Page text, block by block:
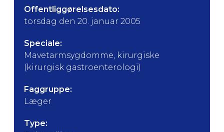
Offentliggørelsesdato:
torsdag den 20. januar 2005
Speciale:
Mavetarmsygdomme, kirurgiske
(kirurgisk gastroenterologi)
Faggruppe:
Læger
Type: